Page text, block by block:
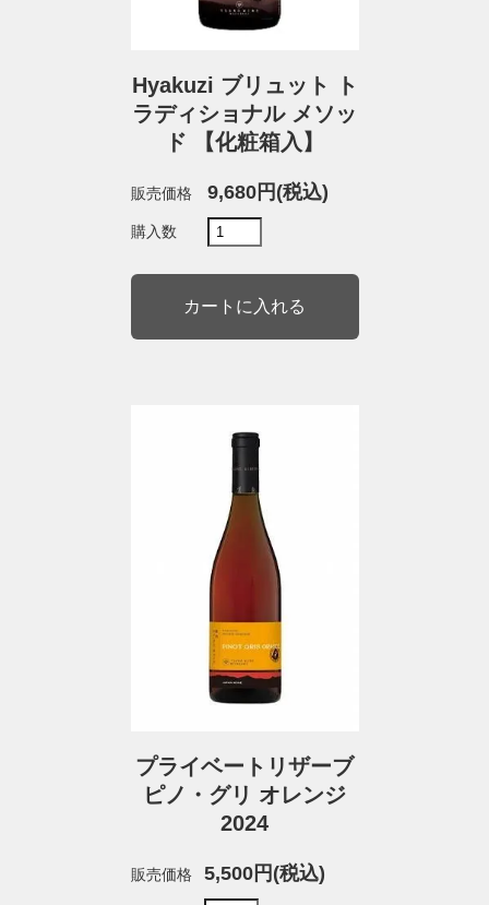
Hyakuzi ブリュット ト
ラディショナル メソッ
ド 【化粧箱入】
販売価格 9,680円(税込)
購入数
プライベートリザーブ
ピノ・グリ オレンジ
2024
販売価格 5,500円(税込)